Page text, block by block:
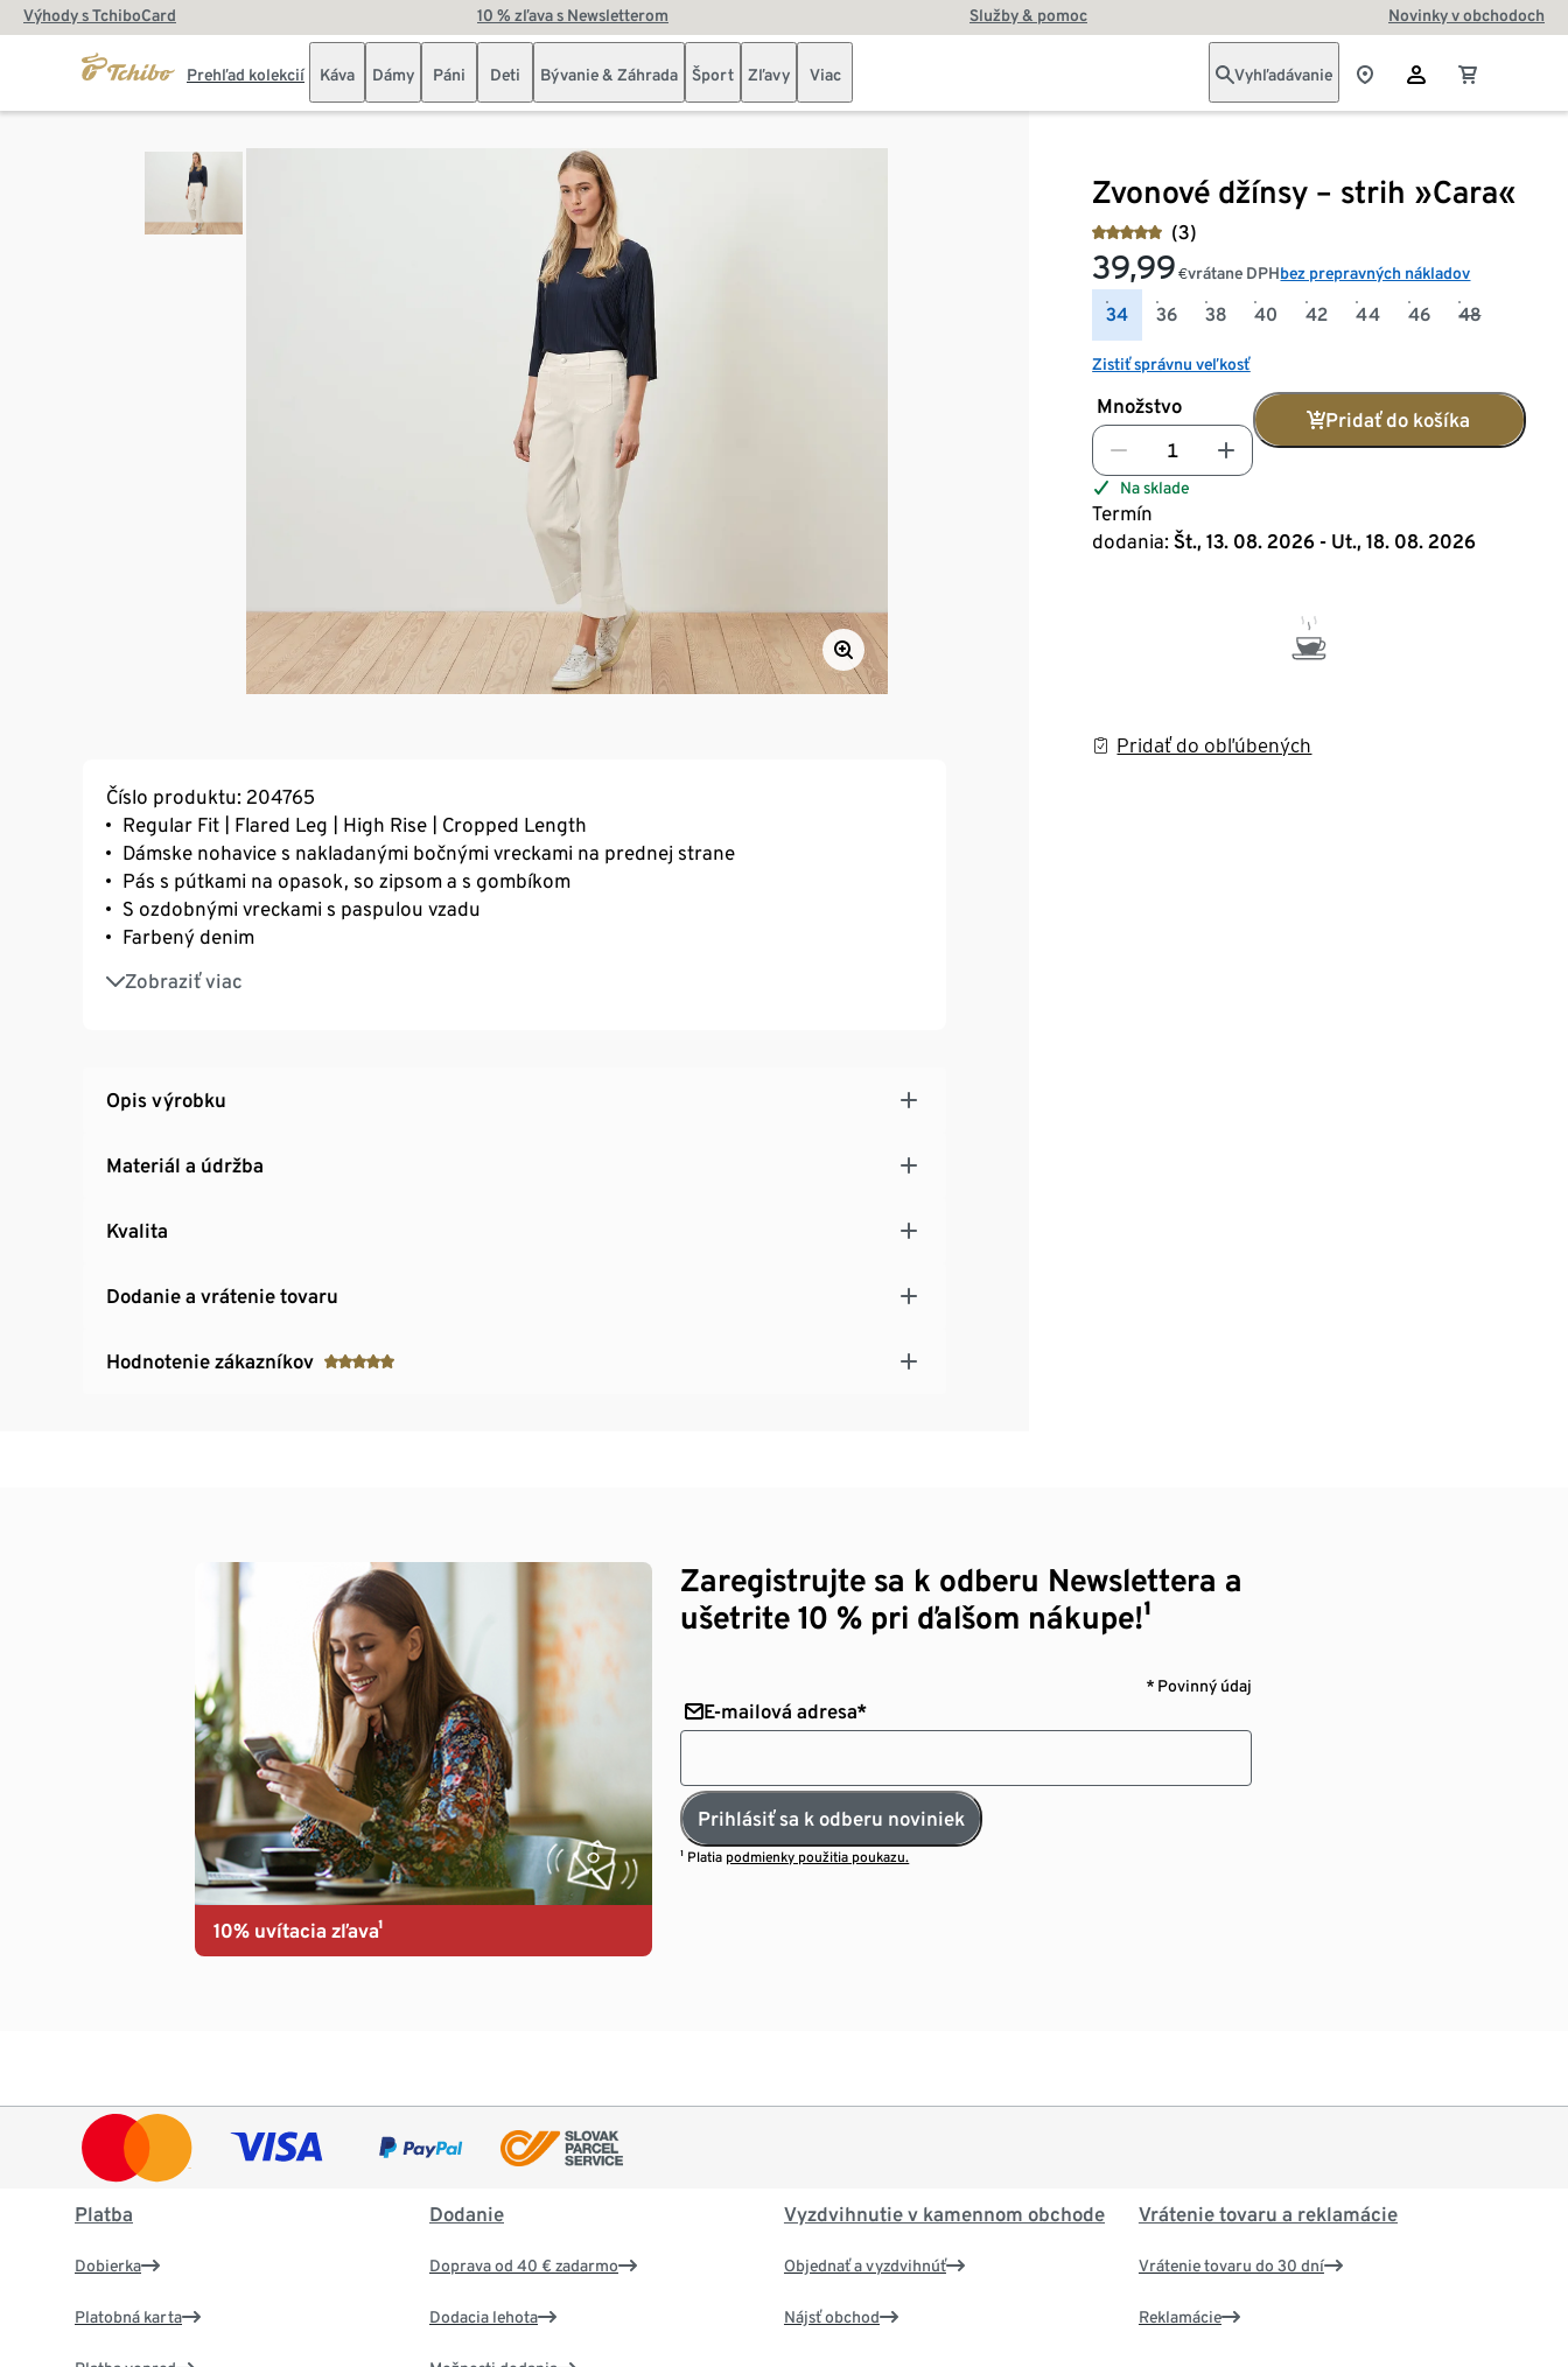
Výhody s TchiboCard 10 % zľava s Newsletterom Služby & pomoc Novinky v obchodoch
Prehľad kolekcií Káva Dámy Páni Deti Bývanie & Záhrada Šport Zľavy Viac Vyhľadávanie
Zvonové džínsy – strih »Cara«
(3)
39,99 €vrátane DPHbez prepravných nákladov
34 36 38 40 42 44 46 48
Zistiť správnu veľkosť
Množstvo
Pridať do košíka
Na sklade
Termín
dodania: Št., 13. 08. 2026 - Ut., 18. 08. 2026
Pridať do obľúbených
Číslo produktu: 204765
Regular Fit | Flared Leg | High Rise | Cropped Length
Dámske nohavice s nakladanými bočnými vreckami na prednej strane
Pás s pútkami na opasok, so zipsom a s gombíkom
S ozdobnými vreckami s paspulou vzadu
Farbený denim
Zobraziť viac
S elastanom: dobre držia tvar, perfektne sedia a výborne sa nosia
Opis výrobku
Materiál a údržba
Kvalita
Dodanie a vrátenie tovaru
Hodnotenie zákazníkov
10% uvítacia zľava¹
Zaregistrujte sa k odberu Newslettera a
ušetrite 10 % pri ďalšom nákupe!¹
* Povinný údaj
E-mailová adresa*
Prihlásiť sa k odberu noviniek
¹ Platia podmienky použitia poukazu.
Platba
Dobierka
Platobná karta
Dodanie
Doprava od 40 € zadarmo
Dodacia lehota
Vyzdvihnutie v kamennom obchode
Objednať a vyzdvihnúť
Nájsť obchod
Vrátenie tovaru a reklamácie
Vrátenie tovaru do 30 dní
Reklamácie